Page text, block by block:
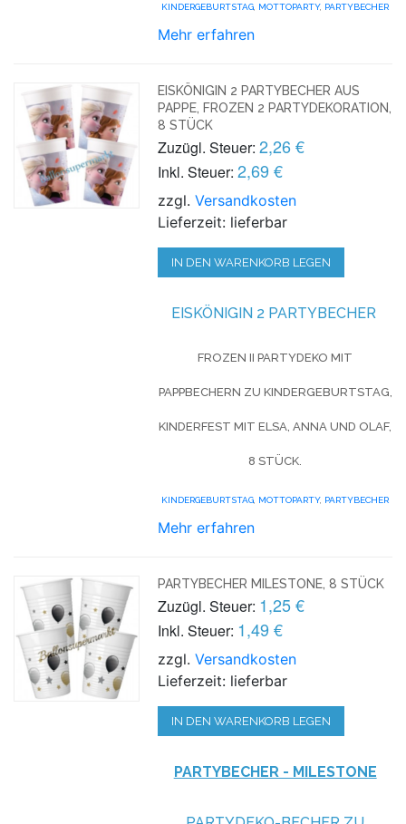
KINDERGEBURTSTAG MOTTOPARTY, PARTYBECHER
Mehr erfahren
EISKÖNIGIN 2 PARTYBECHER AUS
PAPPE, FROZEN 2 PARTYDEKORATION,
8 STÜCK
Zuzügl. Steuer: 2,26 €
Inkl. Steuer: 2,69 €
zzgl.Versandkosten
Lieferzeit: lieferbar
IN DEN WARENKORB LEGEN
EISKÖNIGIN 2 PARTYBECHER
FROZEN II PARTYDEKO MIT
PAPPBECHERN ZU KINDERGEBURTSTAG,
KINDERFEST MIT ELSA, ANNA UND OLAF,
8 STÜCK.
KINDERGEBURTSTAG MOTTOPARTY, PARTYBECHER
Mehr erfahren
PARTYBECHER MILESTONE, 8 STÜCK
Zuzügl. Steuer: 1,25 €
Inkl. Steuer: 1,49 €
zzgl.Versandkosten
Lieferzeit: lieferbar
IN DEN WARENKORB LEGEN
PARTYBECHER - MILESTONE